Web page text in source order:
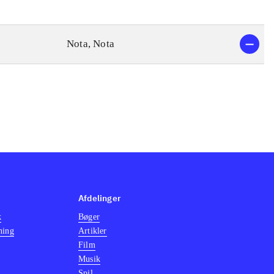
Nota, Nota
Afdelinger
Bøger
Artikler
Film
Musik